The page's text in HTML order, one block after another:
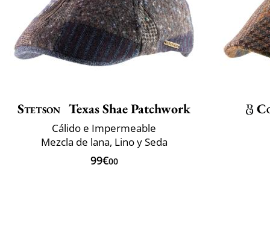
Stetson Texas Shae Patchwork
Cálido e Impermeable
Mezcla de lana, Lino y Seda
99€00